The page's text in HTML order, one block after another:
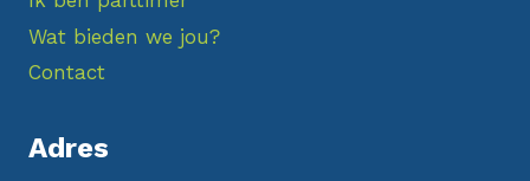
Wat bieden we jou?
Contact
Adres